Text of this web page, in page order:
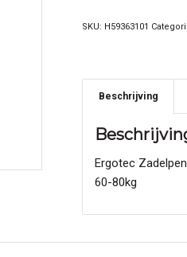
SKU: H59363101
Beschrijving
Ergotec
60-80kg